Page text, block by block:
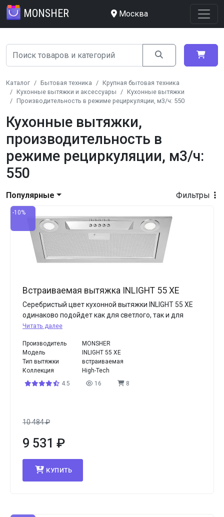
MONSHER Москва
Каталог Бытовая техника
Крупная бытовая техника
Кухонные вытяжки и аксессуары
Кухонные вытяжки
Производительность в режиме рециркуляции, м3/ч: 550
Кухонные вытяжки,
производительность в
режиме рециркуляции, м3/ч:
550
Фильтры
Популярные
-10%
Встраиваемая вытяжка INLIGHT 55 XE
Серебристый цвет кухонной вытяжки INLIGHT 55 XE
одинаково подойдет как для светлого, так и для
Читать далее
Производитель
MONSHER
Модель
INLIGHT 55 XE
Тип вытяжки
встраиваемая
Коллекция
High-Tech
4.5
16 8
10 484₽
9 531 ₽
КУПИТЬ